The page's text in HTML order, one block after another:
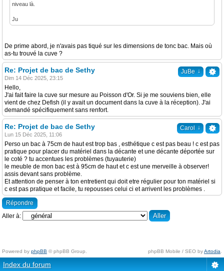
niveau là.
Ju
De prime abord, je n'avais pas tiqué sur les dimensions de tonc bac. Mais où
as-tu trouvé la cuve ?
JuBe ↓
Re: Projet de bac de Sethy
Dim 14 Déc 2025, 23:15
Hello,
J'ai fait faire la cuve sur mesure au Poisson d'Or. Si je me souviens bien, elle
vient de chez Defish (il y avait un document dans la cuve à la réception). J'ai
demandé spécifiquement sans renfort.
Carol ↓
Re: Projet de bac de Sethy
Lun 15 Déc 2025, 11:06
Perso un bac à 75cm de haut est trop bas , esthétique c est pas beau ! c est pas
pratique pour placer du matériel dans la décante et une décante déportée sur
le coté ? tu accentues les problèmes (tuyauterie)
le meuble de mon bac est à 95cm de haut et c est une merveille à observer!
assis devant sans problème.
Et attention de penser à ton entretient qui doit etre régulier pour ton matériel si
c est pas pratique et facile, tu repousses celui ci et arrivent les problèmes .
Répondre
Aller à:
Powered by phpBB © phpBB Group. phpBB Mobile / SEO byArtodia
Index du forum